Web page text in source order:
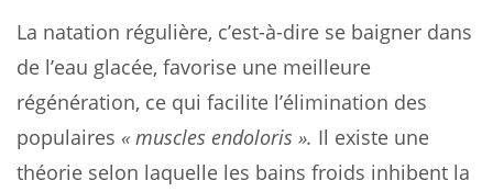
La natation régulière, c’est-à-dire se baigner dans
de l’eau glacée, favorise une meilleure
régénération, ce qui facilite l’élimination des
populaires « muscles endoloris ». Il existe une
théorie selon laquelle les bains froids inhibent la